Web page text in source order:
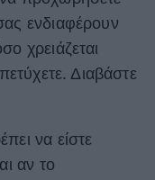
ενδιαφέρουν
χρειάζεται
Διαβάστε
να είστε
αν το